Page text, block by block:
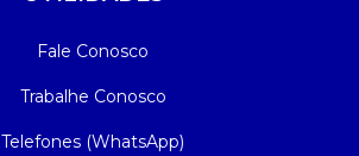
Fale Conosco
Trabalhe Conosco
Telefones (WhatsApp)